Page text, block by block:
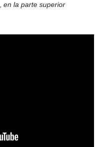
en la parte superior